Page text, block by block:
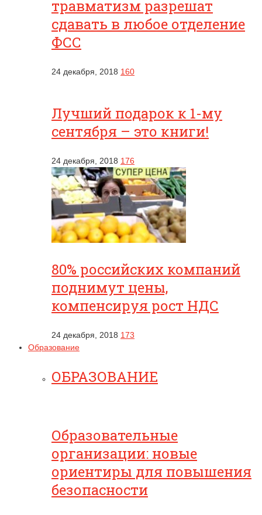
травматизм разрешат
сдавать в любое отделение
ФСС
24 декабря, 2018 160
Лучший подарок к 1-му
сентября – это книги!
24 декабря, 2018 176
80% российских компаний
поднимут цены,
компенсируя рост НДС
24 декабря, 2018 173
Образование
ОБРАЗОВАНИЕ
Образовательные
организации: новые
ориентиры для повышения
безопасности